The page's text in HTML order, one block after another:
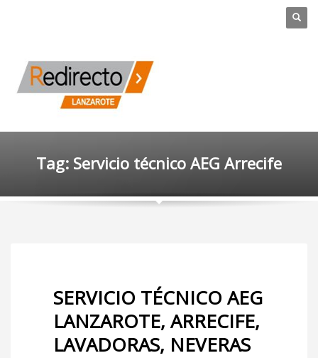
Tag: Servicio técnico AEG Arrecife
SERVICIO TÉCNICO AEG
LANZAROTE, ARRECIFE,
LAVADORAS, NEVERAS